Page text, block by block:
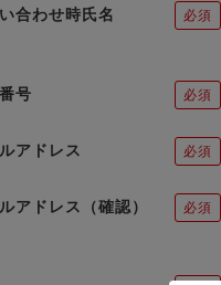
合わせ時氏名
号
アドレス
アドレス（確認）